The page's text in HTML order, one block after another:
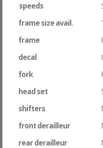
speeds
frame size avail.
frame
decal
fork
head set
shifters
front derailleur
rear derailleur